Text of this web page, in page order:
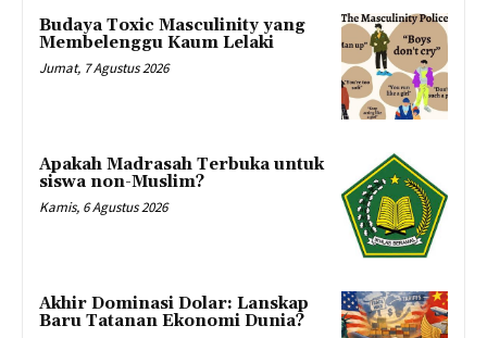
Budaya Toxic Masculinity yang
Membelenggu Kaum Lelaki
Jumat, 7 Agustus 2026
Apakah Madrasah Terbuka untuk
siswa non-Muslim?
Kamis, 6 Agustus 2026
Akhir Dominasi Dolar: Lanskap
Baru Tatanan Ekonomi Dunia?